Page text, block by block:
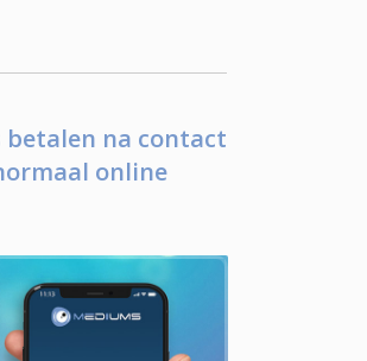
na contact
online